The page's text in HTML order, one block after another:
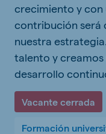
crecimiento y con
contribución será
nuestra
talento y
desarrollo
Vacante cerrada
Formación